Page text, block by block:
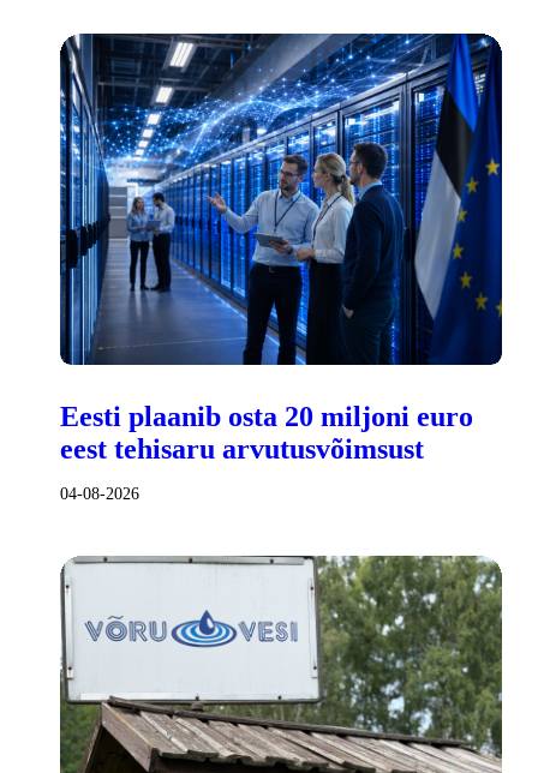
Eesti plaanib osta 20 miljoni euro
eest tehisaru arvutusvõimsust
04-08-2026